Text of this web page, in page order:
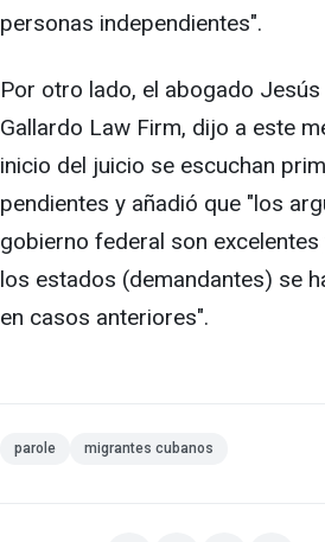
personas independientes".
Por otro lado, el abogado
Gallardo Law Firm, dijo a este
inicio del juicio se escuchan
pendientes y añadió que "los
gobierno federal son
los estados (demandantes) se
en casos anteriores".
parole migrantes cubanos